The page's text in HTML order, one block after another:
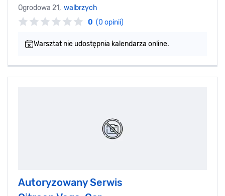
Ogrodowa 21, walbrzych
0 (0 opinii)
Warsztat nie udostępnia kalendarza online.
Autoryzowany Serwis